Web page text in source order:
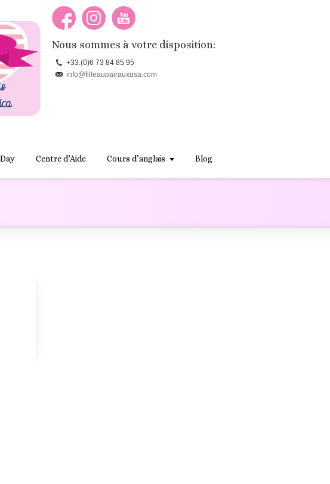
Nous sommes à votre disposition:
+33.(0)6 73 84 85 95
info@filleaupairauxusa.com
Centre d’Aide Cours d’anglais Blog